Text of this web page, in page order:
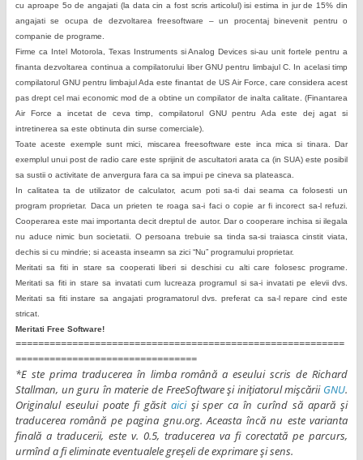
cu aproape 5o de angajati (la data cin a fost scris articolul) isi estima in jur de 15% din
angajati se ocupa de dezvoltarea freesoftware – un procentaj binevenit pentru o
companie de programe.
Firme ca Intel Motorola, Texas Instruments si Analog Devices si-au unit fortele pentru a
finanta dezvoltarea continua a compilatorului liber GNU pentru limbajul C. In acelasi timp
compilatorul GNU pentru limbajul Ada este finantat de US Air Force, care considera acest
pas drept cel mai economic mod de a obtine un compilator de inalta calitate. (Finantarea
Air Force a incetat de ceva timp, compilatorul GNU pentru Ada este dej agat si
intretinerea sa este obtinuta din surse comerciale).
Toate aceste exemple sunt mici, miscarea freesoftware este inca mica si tinara. Dar
exemplul unui post de radio care este sprijinit de ascultatori arata ca (in SUA) este posibil
sa sustii o activitate de anvergura fara ca sa impui pe cineva sa plateasca.
In calitatea ta de utilizator de calculator, acum poti sa-ti dai seama ca folosesti un
program proprietar. Daca un prieten te roaga sa-i faci o copie ar fi incorect sa-l refuzi.
Cooperarea este mai importanta decit dreptul de autor. Dar o cooperare inchisa si ilegala
nu aduce nimic bun societatii. O persoana trebuie sa tinda sa-si traiasca cinstit viata,
dechis si cu mindrie; si aceasta inseamn sa zici “Nu” programului proprietar.
Meritati sa fiti in stare sa cooperati liberi si deschisi cu alti care folosesc programe.
Meritati sa fiti in stare sa invatati cum lucreaza programul si sa-i invatati pe elevii dvs.
Meritati sa fiti instare sa angajati programatorul dvs. preferat ca sa-l repare cind este
stricat.
Meritati Free Software!
==========================================================
================================
*E ste prima traducerea în limba română a eseului scris de Richard
Stallman, un guru în materie de FreeSoftware şi iniţiatorul mişcării GNU.
Originalul eseului poate fi găsit aicişi sper ca în curînd să apară şi
traducerea română pe pagina gnu.org. Aceasta încă nu este varianta
finală a traducerii, este v. 0.5, traducerea va fi corectată pe parcurs,
urmînd a fi eliminate eventualele greşeli de exprimare şi sens.